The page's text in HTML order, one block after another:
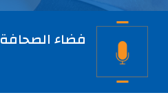
فضاء الصحافة